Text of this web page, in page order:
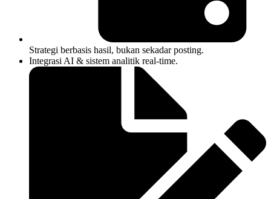
Strategi berbasis hasil, bukan sekadar posting.
Integrasi AI & sistem analitik real-time.